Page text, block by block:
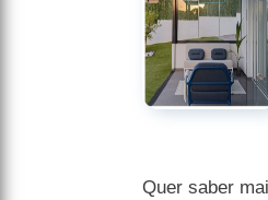
Quer saber